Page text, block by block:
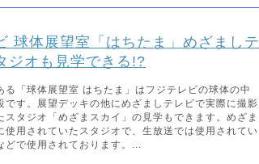
球体展望室「はちたま」めざましテ
ジオも見学できる!?
る「球体展望室 はちたま」はフジテレビの球体の中
です。展望デッキの他にめざましテレビで実際に撮影
スタジオ「めざまスカイ」の見学もできます。めざま
使用されていたスタジオで、生放送では使用されてい
どで使用されております。...